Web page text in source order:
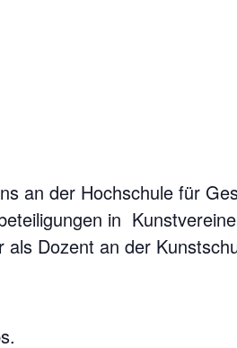
an der Hochschule für
in
Dozent an der